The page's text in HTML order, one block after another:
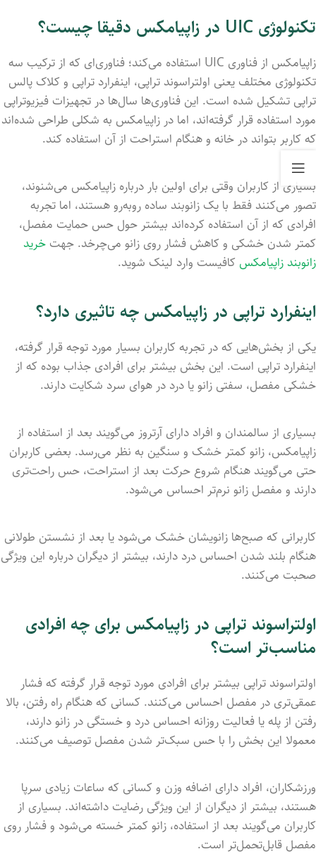
تکنولوژی UIC در زاپیامکس دقیقا چیست؟
زاپیامکس از فناوری UIC استفاده می‌کند؛ فناوری‌ای که از ترکیب سه
تکنولوژی مختلف یعنی اولتراسوند تراپی، اینفرارد تراپی و کلاک پالس
تراپی تشکیل شده است. این فناوری‌ها سال‌ها در تجهیزات فیزیوتراپی
مورد استفاده قرار گرفته‌اند، اما در زاپیامکس به شکلی طراحی شده‌اند
که کاربر بتواند در خانه و هنگام استراحت از آن استفاده کند.
بسیاری از کاربران وقتی برای اولین بار درباره زاپیامکس می‌شنوند،
تصور می‌کنند فقط با یک زانوبند ساده روبه‌رو هستند، اما تجربه
افرادی که از آن استفاده کرده‌اند بیشتر حول حس حمایت مفصل،
کمتر شدن خشکی و کاهش فشار روی زانو می‌چرخد. جهت خرید
زانوبند زاپیامکس کافیست وارد لینک شوید.
اینفرارد تراپی در زاپیامکس چه تاثیری دارد؟
یکی از بخش‌هایی که در تجربه کاربران بسیار مورد توجه قرار گرفته،
اینفرارد تراپی است. این بخش بیشتر برای افرادی جذاب بوده که از
خشکی مفصل، سفتی زانو یا درد در هوای سرد شکایت دارند.
بسیاری از سالمندان و افراد دارای آرتروز می‌گویند بعد از استفاده از
زاپیامکس، زانو کمتر خشک و سنگین به نظر می‌رسد. بعضی کاربران
حتی می‌گویند هنگام شروع حرکت بعد از استراحت، حس راحت‌تری
دارند و مفصل زانو نرم‌تر احساس می‌شود.
کاربرانی که صبح‌ها زانویشان خشک می‌شود یا بعد از نشستن طولانی
هنگام بلند شدن احساس درد دارند، بیشتر از دیگران درباره این ویژگی
صحبت می‌کنند.
اولتراسوند تراپی در زاپیامکس برای چه افرادی
مناسب‌تر است؟
اولتراسوند تراپی بیشتر برای افرادی مورد توجه قرار گرفته که فشار
عمقی‌تری در مفصل احساس می‌کنند. کسانی که هنگام راه رفتن، بالا
رفتن از پله یا فعالیت روزانه احساس درد و خستگی در زانو دارند،
معمولا این بخش را با حس سبک‌تر شدن مفصل توصیف می‌کنند.
ورزشکاران، افراد دارای اضافه وزن و کسانی که ساعات زیادی سرپا
هستند، بیشتر از دیگران از این ویژگی رضایت داشته‌اند. بسیاری از
کاربران می‌گویند بعد از استفاده، زانو کمتر خسته می‌شود و فشار روی
مفصل قابل‌تحمل‌تر است.